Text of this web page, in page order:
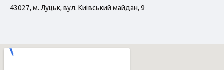
43027, м. Луцьк, вул. Київський майдан, 9